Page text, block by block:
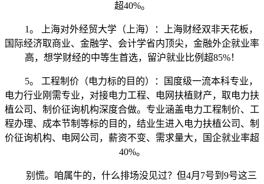
超40%。
1。 上海对外经贸大学（上海）：上海财经双非天花板，
国际经济取商业、金融学、会计学省内顶尖，金融外企就业率
高，想学财经的中等生首选，留沪就业比例超85%！
5。 工程制价（电力标的目的）：国度级一流本科专业，
电力行业刚需专业，对接电力工程、电网扶植财产，取电力扶
植公司、制价征询机构深度合做。专业涵盖电力工程制价、工
程办理、成本节制等标的目的，结业生进入电力扶植公司、制
价征询机构、电网公司，薪资不变、需求量大，国企就业率超
40%。
别慌。咱属牛的，什么排场没见过？但4月7号到9号这三